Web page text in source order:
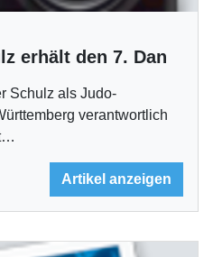
erhält den 7. Dan
Schulz als Judo-
verantwortlich
Artikel anzeigen